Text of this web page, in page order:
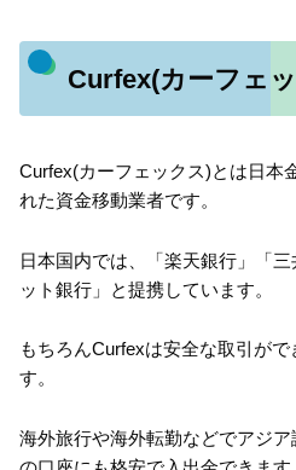
Curfex(カーフェ
Curfex(カーフェックス)とは日本
れた資金移動業者です。
日本国内では、「楽天銀行」「
ット銀行」と提携しています。
もちろんCurfexは安全な取引が
す。
海外旅行や海外転勤などでアジ